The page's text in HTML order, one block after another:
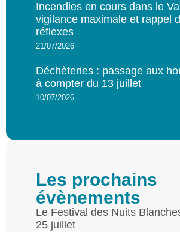
Incendies en cours dans le
vigilance maximale et rappel
réflexes
21/07/2026
Déchèteries : passage aux
à compter du 13 juillet
10/07/2026
Les prochains
évènements
Le Festival des Nuits
25 juillet